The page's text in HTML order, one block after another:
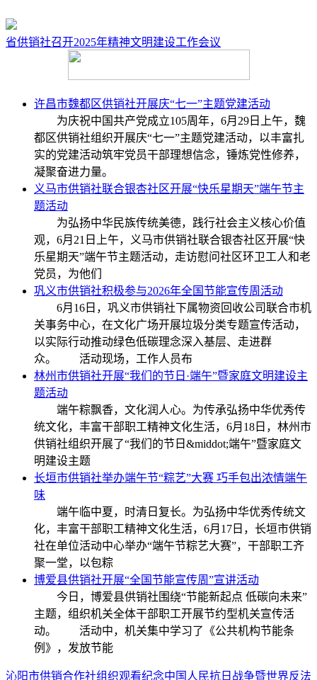
省供销社召开​2025年精神文明建设工作会议
许昌市魏都区供销社开展庆“七一”主题党建活动
为庆祝中国共产党成立105周年，6月29日上午，魏
都区供销社组织开展庆“七一”主题党建活动，以丰富扎
实的党建活动筑牢党员干部理想信念，锤炼党性修养，
凝聚奋进力量。
义马市供销社联合银杏社区开展“快乐星期天”端午节主
题活动
为弘扬中华民族传统美德，践行社会主义核心价值
观，6月21日上午，义马市供销社联合银杏社区开展“快
乐星期天”端午节主题活动，走访慰问社区环卫工人和老
党员，为他们
巩义市供销社积极参与2026年全国节能宣传周活动
6月16日，巩义市供销社下属物资回收公司联合市机
关事务中心，在文化广场开展垃圾分类专题宣传活动，
以实际行动推动绿色低碳理念深入基层、走进群
众。 活动现场，工作人员布
林州市供销社开展“我们的节日·端午”暨家庭文明建设主
题活动
端午粽飘香，文化润人心。为传承弘扬中华优秀传
统文化，丰富干部职工精神文化生活，6月18日，林州市
供销社组织开展了“我们的节日&middot;端午”暨家庭文
明建设主题
长垣市供销社举办端午节“粽艺”大赛 巧手包出浓情端午
味
端午临中夏，时清日复长。为弘扬中华优秀传统文
化，丰富干部职工精神文化生活，6月17日，长垣市供销
社在单位活动中心举办“端午节粽艺大赛”，干部职工齐
聚一堂，以包粽
博爱县供销社开展“全国节能宣传周”宣讲活动
今日，博爱县供销社围绕“节能新起点 低碳向未来”
主题，组织机关全体干部职工开展节约型机关宣传活
动。 活动中，机关集中学习了《公共机构节能条
例》，发放节能
沁阳市供销合作社组织观看纪念中国人民抗日战争暨世界反法